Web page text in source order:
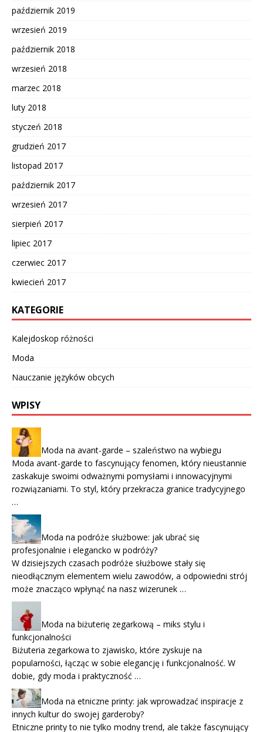
październik 2019
wrzesień 2019
październik 2018
wrzesień 2018
marzec 2018
luty 2018
styczeń 2018
grudzień 2017
listopad 2017
październik 2017
wrzesień 2017
sierpień 2017
lipiec 2017
czerwiec 2017
kwiecień 2017
KATEGORIE
Kalejdoskop różności
Moda
Nauczanie języków obcych
WPISY
Moda na avant-garde – szaleństwo na wybiegu
Moda avant-garde to fascynujący fenomen, który nieustannie
zaskakuje swoimi odważnymi pomysłami i innowacyjnymi
rozwiązaniami. To styl, który przekracza granice tradycyjnego
…
Moda na podróże służbowe: jak ubrać się
profesjonalnie i elegancko w podróży?
W dzisiejszych czasach podróże służbowe stały się
nieodłącznym elementem wielu zawodów, a odpowiedni strój
może znacząco wpłynąć na nasz wizerunek …
Moda na biżuterię zegarkową – miks stylu i
funkcjonalności
Biżuteria zegarkowa to zjawisko, które zyskuje na
popularności, łącząc w sobie elegancję i funkcjonalność. W
dobie, gdy moda i praktyczność …
Moda na etniczne printy: jak wprowadzać inspiracje z
innych kultur do swojej garderoby?
Etniczne printy to nie tylko modny trend, ale także fascynujący